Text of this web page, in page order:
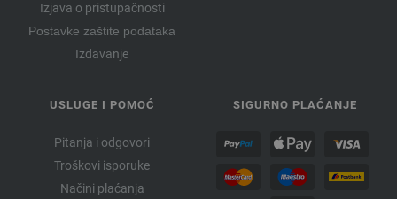
Izjava o pristupačnosti
Postavke zaštite podataka
Izdavanje
USLUGE I POMOĆ
Pitanja i odgovori
Troškovi isporuke
Načini plaćanja
SIGURNO PLAĆANJE